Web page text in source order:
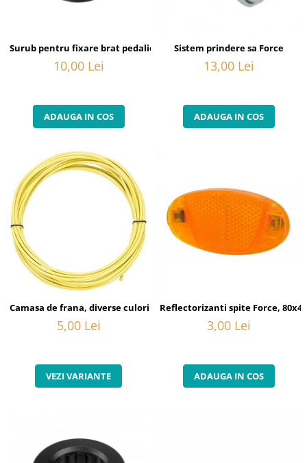
Roti ajutatoare
Suporturi auto
Manete schimbator
Mansoane & Ghidoline
Pinioane
Rulmenti
Saboti si placute
Schimbatoare fata
Schimbatoare si accesorii
Sei
Surub pentru fixare brat pedalier Shimano FC-6800, M20
10,00 Lei
ADAUGA IN COS
Sistem prindere sa Force
13,00 Lei
ADAUGA IN COS
Camasa de frana, diverse culori
5,00 Lei
VEZI VARIANTE
Reflectorizanti spite Force,
3,00 Lei
ADAUGA IN COS